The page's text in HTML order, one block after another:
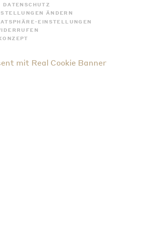
DATENSCHUTZ
ÄNDERN
EINSTELLUNGEN
mit Real Cookie Banner